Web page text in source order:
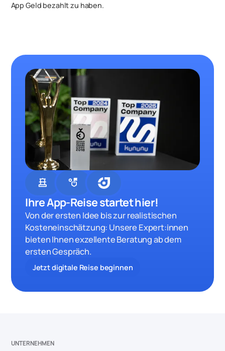
App Geld bezahlt zu haben.
chess strategy
Ihre App-Reise startet hier!
Von der ersten Idee bis zur realistischen
Kosteneinschätzung: Unsere Expert:innen
bieten Ihnen exzellente Beratung ab dem
ersten Gespräch.
Jetzt digitale Reise beginnen
UNTERNEHMEN